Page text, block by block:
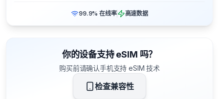
99.9% 在线率 高速数据
你的设备支持 eSIM 吗？
购买前请确认手机支持 eSIM 技术
检查兼容性